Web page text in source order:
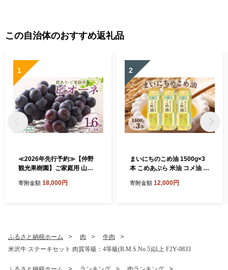
この自治体のおすすめ返礼品
1
≪2026年先行予約≫【仲野
観光果樹園】ご家庭用 山形
種無し ぶどう 2026年8月下
寄附金額 18,000円
2
まいにちのこめ油 1500g×3
本 こめあぶら 米油 コメ油 揚
用油 食用オイル 調理油 油 食
寄附金額 12,000円
ふるさと納税ホーム 肉
牛肉
米沢牛 ステーキセット 肉質等級：4等級(B.M.S.No.5)以上 F2Y-0833